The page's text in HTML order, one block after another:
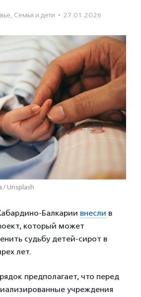
, Семья и дети · 27.01.2026
/ Unsplash
Балкарии внесли в
который может
судьбу детей-сирот в
лет.
предполагает, что перед
учреждения